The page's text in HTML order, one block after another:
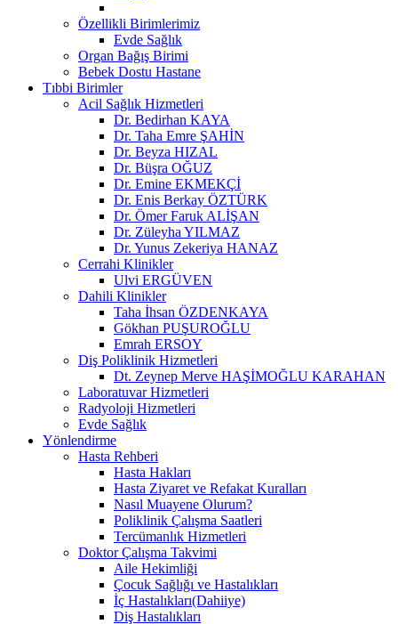
Özellikli Birimlerimiz
Evde Sağlık
Organ Bağış Birimi
Bebek Dostu Hastane
Tıbbi Birimler
Acil Sağlık Hizmetleri
Dr. Bedirhan KAYA
Dr. Taha Emre ŞAHİN
Dr. Beyza HIZAL
Dr. Büşra OĞUZ
Dr. Emine EKMEKÇİ
Dr. Enis Berkay ÖZTÜRK
Dr. Ömer Faruk ALİŞAN
Dr. Züleyha YILMAZ
Dr. Yunus Zekeriya HANAZ
Cerrahi Klinikler
Ulvi ERGÜVEN
Dahili Klinikler
Taha İhsan ÖZDENKAYA
Gökhan PUŞUROĞLU
Emrah ERSOY
Diş Poliklinik Hizmetleri
Dt. Zeynep Merve HAŞİMOĞLU KARAHAN
Laboratuvar Hizmetleri
Radyoloji Hizmetleri
Evde Sağlık
Yönlendirme
Hasta Rehberi
Hasta Hakları
Hasta Ziyaret ve Refakat Kuralları
Nasıl Muayene Olurum?
Poliklinik Çalışma Saatleri
Tercümanlık Hizmetleri
Doktor Çalışma Takvimi
Aile Hekimliği
Çocuk Sağlığı ve Hastalıkları
İç Hastalıkları(Dahiiye)
Diş Hastalıkları